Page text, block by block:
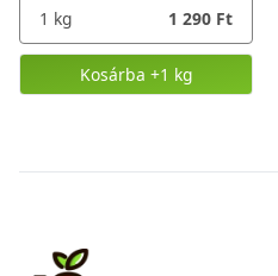
1 kg 1 290 Ft
Kosárba +1 kg
,Patiszon
Csernus Zöldség-gyümölcs